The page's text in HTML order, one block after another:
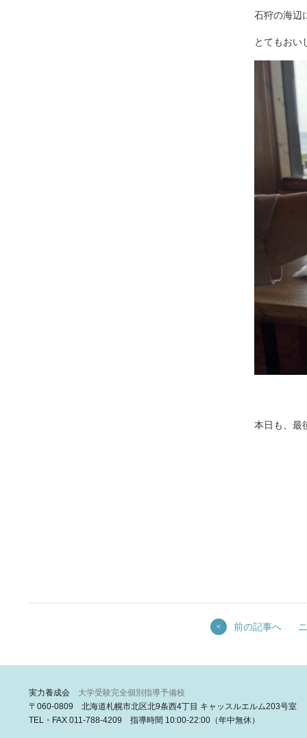
石狩の海辺
とてもおい
本日も、最
< 前の記事へ
実力養成会 大学受験完全個別指導予備校
〒060-0809 北海道札幌市北区北9条西4丁目 キャッスルエルム203号室
TEL・FAX 011-788-4209 指導時間 10:00-22:00（年中無休）